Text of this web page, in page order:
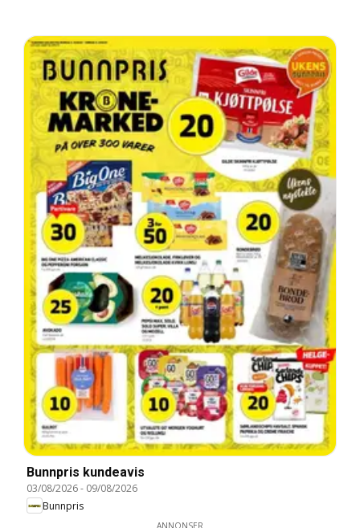
Bunnpris kundeavis
03/08/2026- 09/08/2026
Bunnpris